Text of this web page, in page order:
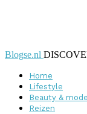
Blogse.nl
Home
Lifestyle
Beauty & mode
Reizen